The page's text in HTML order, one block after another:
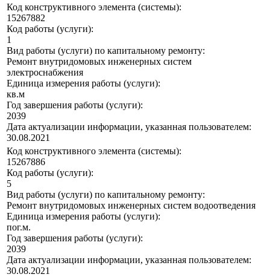
Код конструктивного элемента (системы):
15267882
Код работы (услуги):
1
Вид работы (услуги) по капитальному ремонту:
Ремонт внутридомовых инженерных систем
электроснабжения
Единица измерения работы (услуги):
кв.м
Год завершения работы (услуги):
2039
Дата актуализации информации, указанная пользователем:
30.08.2021
Код конструктивного элемента (системы):
15267886
Код работы (услуги):
5
Вид работы (услуги) по капитальному ремонту:
Ремонт внутридомовых инженерных систем водоотведения
Единица измерения работы (услуги):
пог.м.
Год завершения работы (услуги):
2039
Дата актуализации информации, указанная пользователем:
30.08.2021